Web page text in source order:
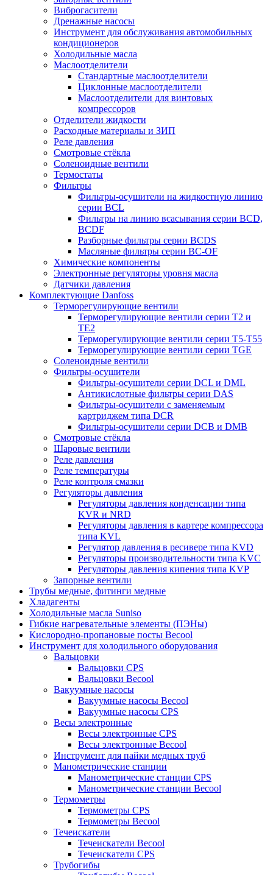
Виброгасители
Дренажные насосы
Инструмент для обслуживания автомобильных
кондиционеров
Холодильные масла
Маслоотделители
Стандартные маслоотделители
Циклонные маслоотделители
Маслоотделители для винтовых
компрессоров
Отделители жидкости
Расходные материалы и ЗИП
Реле давления
Смотровые стёкла
Соленоидные вентили
Термостаты
Фильтры
Фильтры-осушители на жидкостную линию
серии BCL
Фильтры на линию всасывания серии BCD,
BCDF
Разборные фильтры серии BCDS
Масляные фильтры серии BC-OF
Химические компоненты
Электронные регуляторы уровня масла
Датчики давления
Комплектующие Danfoss
Терморегулирующие вентили
Терморегулирующие вентили серии Т2 и
ТЕ2
Терморегулирующие вентили серии Т5-Т55
Терморегулирующие вентили серии TGE
Соленоидные вентили
Фильтры-осушители
Фильтры-осушители серии DCL и DML
Антикислотные фильтры серии DAS
Фильтры-осушители с заменяемым
картриджем типа DCR
Фильтры-осушители серии DCB и DMB
Смотровые стёкла
Шаровые вентили
Реле давления
Реле температуры
Реле контроля смазки
Регуляторы давления
Регуляторы давления конденсации типа
KVR и NRD
Регуляторы давления в картере компрессора
типа KVL
Регулятор давления в ресивере типа KVD
Регуляторы производительности типа KVC
Регуляторы давления кипения типа KVP
Запорные вентили
Трубы медные, фитинги медные
Хладагенты
Холодильные масла Suniso
Гибкие нагревательные элементы (ПЭНы)
Кислородно-пропановые посты Becool
Инструмент для холодильного оборудования
Вальцовки
Вальцовки CPS
Вальцовки Becool
Вакуумные насосы
Вакуумные насосы Becool
Вакуумные насосы CPS
Весы электронные
Весы электронные CPS
Весы электронные Becool
Инструмент для пайки медных труб
Манометрические станции
Манометрические станции CPS
Манометрические станции Becool
Термометры
Термометры CPS
Термометры Becool
Течеискатели
Течеискатели Becool
Течеискатели CPS
Трубогибы